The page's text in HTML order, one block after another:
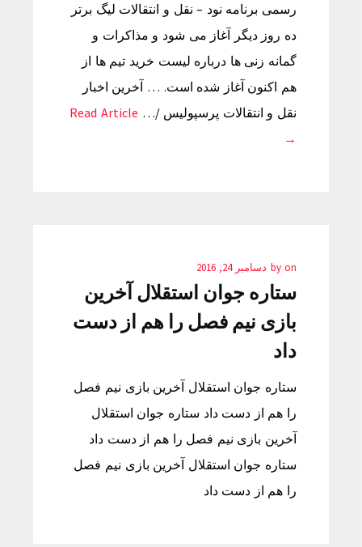
رسمی برنامه نود – نقل و انتقالات لیگ برتر
ده روز دیگر آغاز می شود و مذاکرات و
گمانه زنی ها درباره لیست خرید تیم ها از
هم اکنون آغاز شده است. … آخرین اخبار
نقل و انتقالات پرسپولیس /… Read Article
→
by on دسامبر 24, 2016
ستاره جوان استقلال آخرین
بازی نیم فصل را هم از دست
داد
ستاره جوان استقلال آخرین بازی نیم فصل
را هم از دست داد ستاره جوان استقلال
آخرین بازی نیم فصل را هم از دست داد
ستاره جوان استقلال آخرین بازی نیم فصل
را هم از دست داد